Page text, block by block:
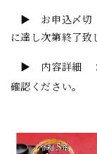
▶ お申込〆切
に達し次第終了致
▶ 内容詳細
確認ください。